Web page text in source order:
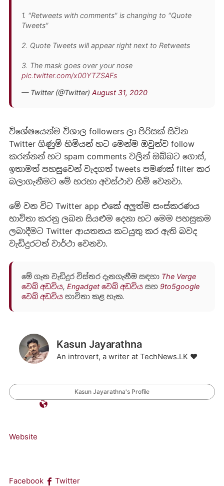
1. "Retweets with comments" is changing to "Quote
Tweets"
2. Quote Tweets will appear right next to Retweets
3. The mask goes over your nose
pic.twitter.com/x00YTZSAFs
— Twitter (@Twitter) August 31, 2020
විශේෂයෙන්ම විශාල followers ලා පිරිසක් සිටින
Twitter ගිණුම් හිමියන් හට මෙන්ම ඔවුන්ව follow
කරන්නන් හට spam comments වලින් ඔබ්බට ගොස්,
ඉතාමත් පහසුවෙන් වැදගත් tweets පමණක් filter කර
බලාගැනීමට මේ හරහා අවස්ථාව හිමි වෙනවා.
මේ වන විට Twitter app එකේ අලුත්ම සංස්කරණය
භාවිතා කරනු ලබන සියළුම දෙනා හට මෙම පහසුකම
ලබාදීමට Twitter ආයතනය කටයුතු කර ඇති බවද
වැඩිදුරටත් වාර්ථා වෙනවා.
මේ ගැන වැඩිදුර විස්තර දැනගැනීම සඳහා The Verge
වෙබ් අඩවිය, Engadget වෙබ් අඩවියසහ 9to5google
වෙබ් අඩවියභාවිතා කළ හැක.
Kasun Jayarathna
An introvert, a writer at TechNews.LK ❤️
Kasun Jayarathna's Profile
Website
Facebook Twitter